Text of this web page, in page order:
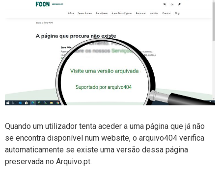
Quando um utilizador tenta aceder a uma página que já não
se encontra disponível num website, o arquivo404 verifica
automaticamente se existe uma versão dessa página
preservada no Arquivo.pt.